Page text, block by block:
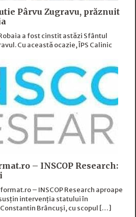
Pârvu Zugravu, prăznuit
a fost cinstit astăzi Sfântul
Cu această ocazie, ÎPS Calinic
– INSCOP Research:
– INSCOP Research aproape
intervenția statului în
Brâncuși, cu scopul […]